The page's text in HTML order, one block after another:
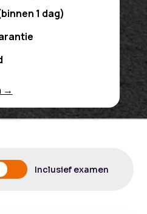
1 dag)
→
Inclusief examen